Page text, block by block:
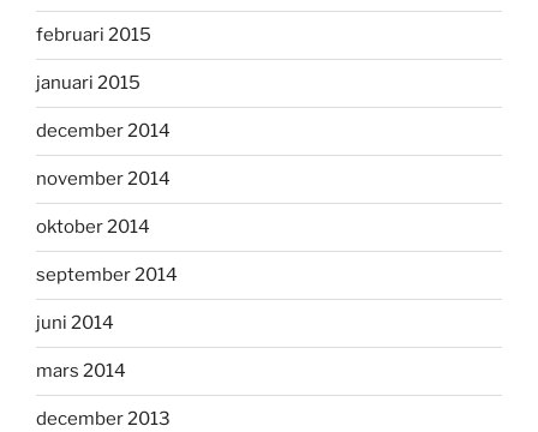
februari 2015
januari 2015
december 2014
november 2014
oktober 2014
september 2014
juni 2014
mars 2014
december 2013